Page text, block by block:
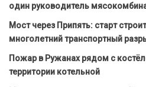
один руководитель
Мост через Припять: старт
многолетний транспортный
Пожар в Ружанах рядом с
территории котельной